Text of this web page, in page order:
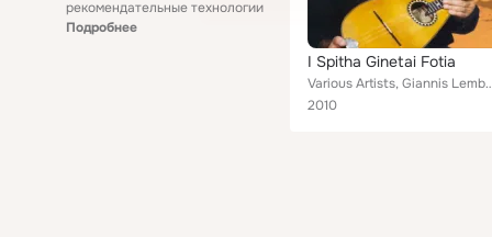
рекомендательные технологии
Подробнее
I Spitha Ginetai Fotia
Various Artists, Giannis Lembesis, Hristos Karakostas,
2010